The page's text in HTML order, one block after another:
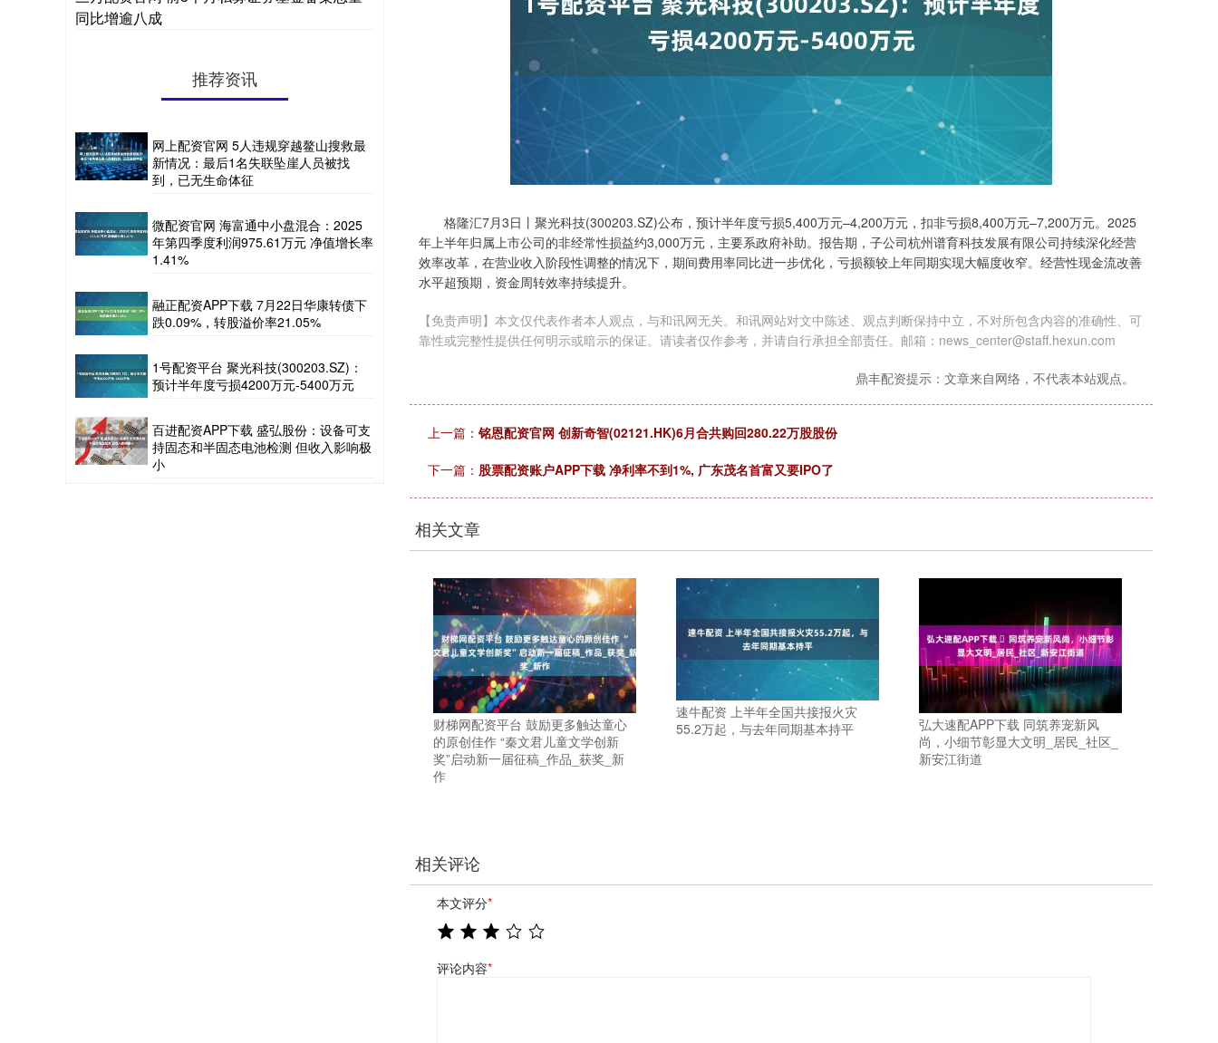
格隆汇7月3日丨聚光科技(300203.SZ)公布，预计半年度亏损5,400万元–4,200万元，扣非亏损8,400万元–7,200万元。2025
年上半年归属上市公司的非经常性损益约3,000万元，主要系政府补助。报告期，子公司杭州谱育科技发展有限公司持续深化经营
效率改革，在营业收入阶段性调整的情况下，期间费用率同比进一步优化，亏损额较上年同期实现大幅度收窄。经营性现金流改善
水平超预期，资金周转效率持续提升。
【免责声明】本文仅代表作者本人观点，与和讯网无关。和讯网站对文中陈述、观点判断保持中立，不对所包含内容的准确性、可
靠性或完整性提供任何明示或暗示的保证。请读者仅作参考，并请自行承担全部责任。邮箱：news_center@staff.hexun.com
鼎丰配资提示：文章来自网络，不代表本站观点。
上一篇： 铭恩配资官网 创新奇智(02121.HK)6月合共购回280.22万股股份
下一篇： 股票配资账户APP下载 净利率不到1%, 广东茂名首富又要IPO了
相关文章
财梯网配资平台 鼓励更多触达童心
的原创佳作 “秦文君儿童文学创新
奖”启动新一届征稿_作品_获奖_新
作
速牛配资 上半年全国共接报火灾
55.2万起，与去年同期基本持平
弘大速配APP下载 ​同筑养宠新风
尚，小细节彰显大文明_居民_社区_
新安江街道
相关评论
本文评分*
评论内容*
同比增逾八成
推荐资讯
网上配资官网 5人违规穿越鳌山搜救最
新情况：最后1名失联坠崖人员被找
到，已无生命体征
微配资官网 海富通中小盘混合：2025
年第四季度利润975.61万元 净值增长率
1.41%
融正配资APP下载 7月22日华康转债下
跌0.09%，转股溢价率21.05%
1号配资平台 聚光科技(300203.SZ)：
预计半年度亏损4200万元-5400万元
百进配资APP下载 盛弘股份：设备可支
持固态和半固态电池检测 但收入影响极
小